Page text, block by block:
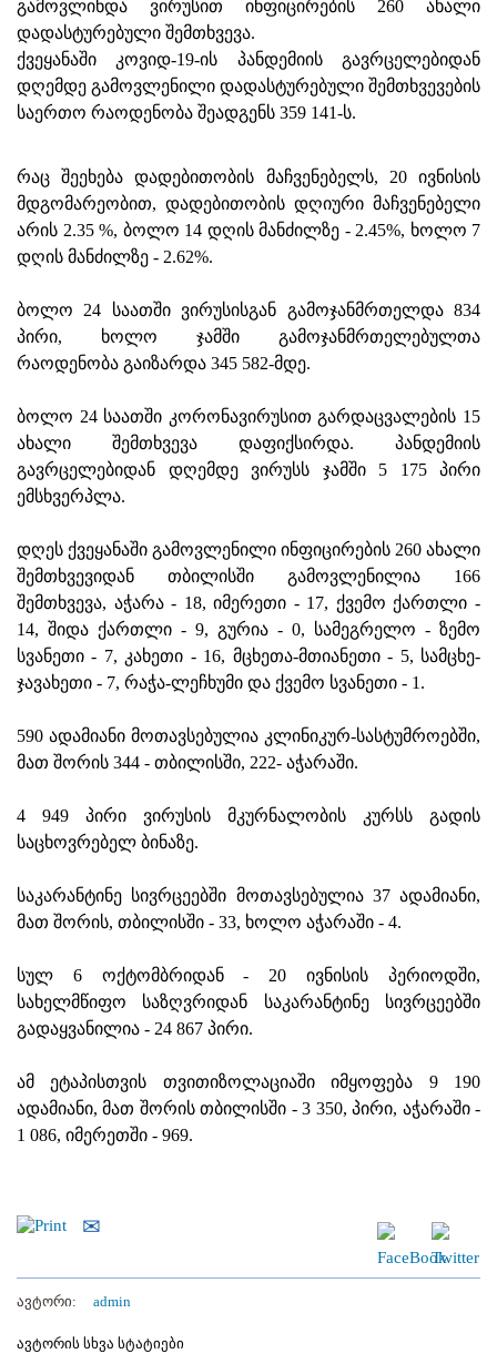
გამოვლინდა ვირუსით ინფიცირების 260 ახალი
დადასტურებული შემთხვევა.
ქვეყანაში კოვიდ-19-ის პანდემიის გავრცელებიდან
დღემდე გამოვლენილი დადასტურებული შემთხვევების
საერთო რაოდენობა შეადგენს 359 141-ს.
რაც შეეხება დადებითობის მაჩვენებელს, 20 ივნისის
მდგომარეობით, დადებითობის დღიური მაჩვენებელი
არის 2.35 %, ბოლო 14 დღის მანძილზე - 2.45%, ხოლო 7
დღის მანძილზე - 2.62%.
ბოლო 24 საათში ვირუსისგან გამოჯანმრთელდა 834
პირი, ხოლო ჯამში გამოჯანმრთელებულთა
რაოდენობა გაიზარდა 345 582-მდე.
ბოლო 24 საათში კორონავირუსით გარდაცვალების 15
ახალი შემთხვევა დაფიქსირდა. პანდემიის
გავრცელებიდან დღემდე ვირუსს ჯამში 5 175 პირი
ემსხვერპლა.
დღეს ქვეყანაში გამოვლენილი ინფიცირების 260 ახალი
შემთხვევიდან თბილისში გამოვლენილია 166
შემთხვევა, აჭარა - 18, იმერეთი - 17, ქვემო ქართლი -
14, შიდა ქართლი - 9, გურია - 0, სამეგრელო - ზემო
სვანეთი - 7, კახეთი - 16, მცხეთა-მთიანეთი - 5, სამცხე-
ჯავახეთი - 7, რაჭა-ლეჩხუმი და ქვემო სვანეთი - 1.
590 ადამიანი მოთავსებულია კლინიკურ-სასტუმროებში,
მათ შორის 344 - თბილისში, 222- აჭარაში.
4 949 პირი ვირუსის მკურნალობის კურსს გადის
საცხოვრებელ ბინაზე.
საკარანტინე სივრცეებში მოთავსებულია 37 ადამიანი,
მათ შორის, თბილისში - 33, ხოლო აჭარაში - 4.
სულ 6 ოქტომბრიდან - 20 ივნისის პერიოდში,
სახელმწიფო საზღვრიდან საკარანტინე სივრცეებში
გადაყვანილია - 24 867 პირი.
ამ ეტაპისთვის თვითიზოლაციაში იმყოფება 9 190
ადამიანი, მათ შორის თბილისში - 3 350, პირი, აჭარაში -
1 086, იმერეთში - 969.
ავტორი: admin
ავტორის სხვა სტატიები